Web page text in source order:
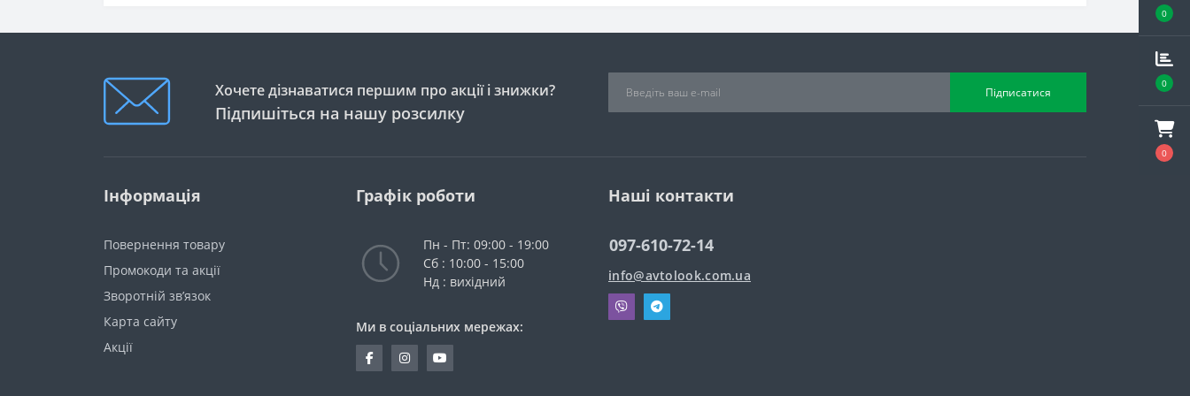
0
0
0
Хочете дізнаватися першим про акції і знижки?
Підпишіться на нашу розсилку
Підписатися
Інформація
Повернення товару
Промокоди та акції
Зворотній зв’язок
Карта сайту
Акції
Графік роботи
Пн - Пт: 09:00 - 19:00
Сб : 10:00 - 15:00
Нд : вихідний
Ми в соціальних мережах:
Наші контакти
097-610-72-14
info@avtolook.com.ua